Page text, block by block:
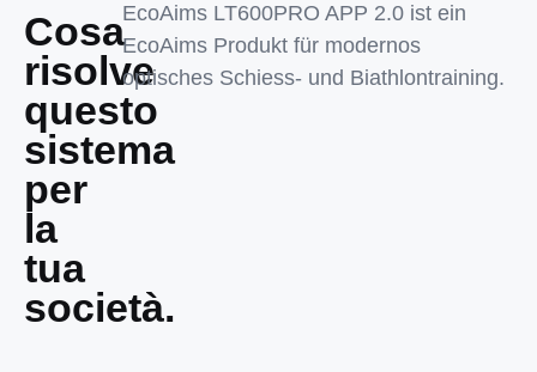
Cosa
risolve
questo
sistema
per
la
tua
società.
EcoAims LT600PRO APP 2.0 ist ein
EcoAims Produkt für modernos
optisches Schiess- und Biathlontraining.